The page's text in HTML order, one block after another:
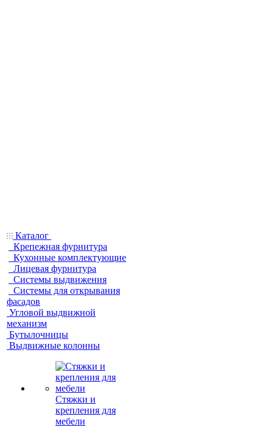
Каталог
Крепежная фурнитура
Кухонные комплектующие
Лицевая фурнитура
Системы выдвижения
Системы для открывания
фасадов
Угловой выдвижной
механизм
Бутылочницы
Выдвижные колонны
Стяжки и
крепления для
мебели